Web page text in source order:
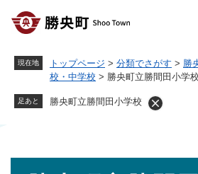
現在地 トップページ > 分類でさがす > 勝
校・中学校 > 勝央町立勝間田小学校
足あと 勝央町立勝間田小学校